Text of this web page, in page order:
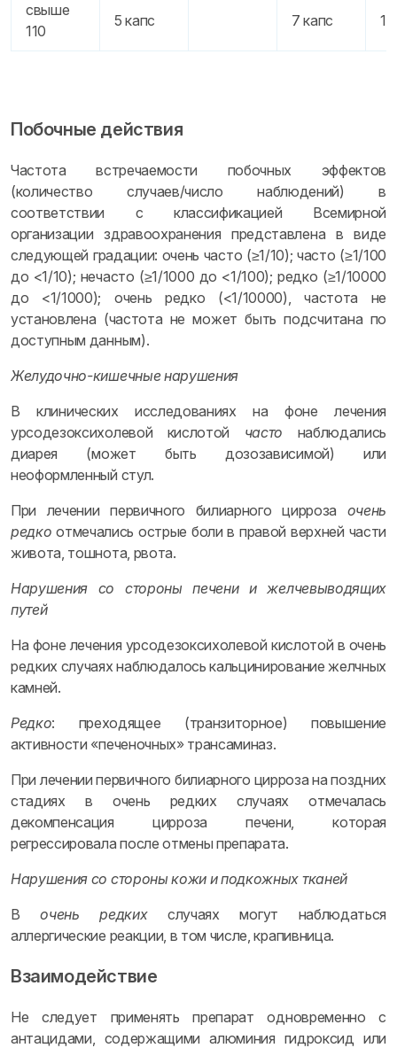
свыше
110
5 капс 7 капс
Побочные действия
Частота встречаемости побочных эффектов
(количество случаев/число наблюдений) в
соответствии с классификацией Всемирной
организации здравоохранения представлена в виде
следующей градации: очень часто (≥1/10); часто (≥1/100
до <1/10); нечасто (≥1/1000 до <1/100); редко (≥1/10000
до <1/1000); очень редко (<1/10000), частота не
установлена (частота не может быть подсчитана по
доступным данным).
Желудочно-кишечные нарушения
В клинических исследованиях на фоне лечения
урсодезоксихолевой кислотой часто наблюдались
диарея (может быть дозозависимой) или
неоформленный стул.
При лечении первичного билиарного цирроза очень
редко отмечались острые боли в правой верхней части
живота, тошнота, рвота.
Нарушения со стороны печени и желчевыводящих
путей
На фоне лечения урсодезоксихолевой кислотой в очень
редких случаях наблюдалось кальцинирование желчных
камней.
Редко: преходящее (транзиторное) повышение
активности «печеночных» трансаминаз.
При лечении первичного билиарного цирроза на поздних
стадиях в очень редких случаях отмечалась
декомпенсация цирроза печени, которая
регрессировала после отмены препарата.
Нарушения со стороны кожи и подкожных тканей
Вочень редкихслучаях могут наблюдаться
аллергические реакции, в том числе, крапивница.
Взаимодействие
Не следует применять препарат одновременно с
антацидами, содержащими алюминия гидроксид или